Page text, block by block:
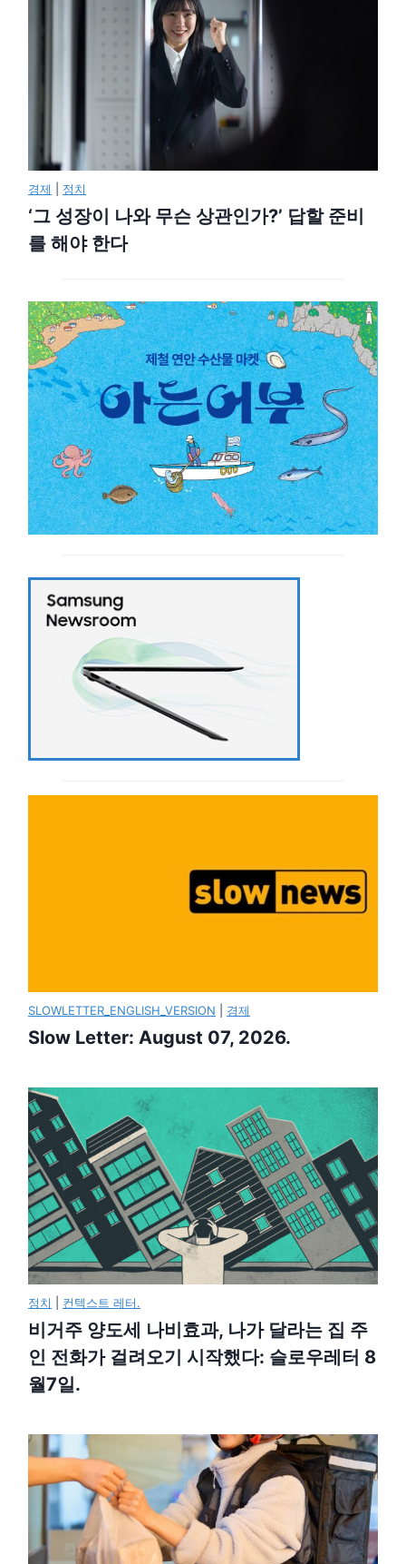
경제 정치
‘그 성장이 나와 무슨 상관인가?’ 답할 준비
를 해야 한다
SLOWLETTER_ENGLISH_VERSION 경제
Slow Letter: August 07, 2026.
정치 컨텍스트 레터.
비거주 양도세 나비효과, 나가 달라는 집 주
인 전화가 걸려오기 시작했다: 슬로우레터 8
월7일.